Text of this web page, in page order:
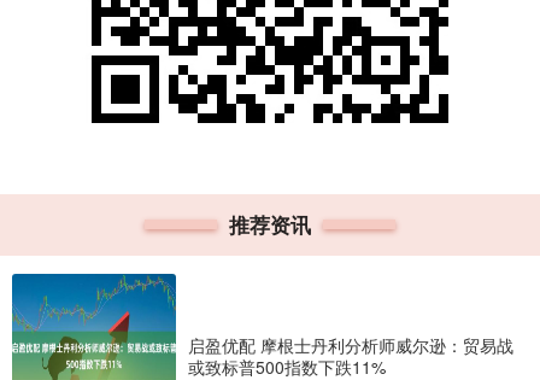
推荐资讯
启盈优配 摩根士丹利分析师威尔逊：贸易战
或致标普500指数下跌11%